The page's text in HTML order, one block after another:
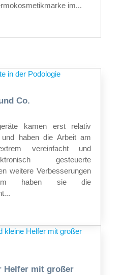
im...
Co.
kamen erst relativ
haben die Arbeit am
vereinfacht und
gesteuerte
weitere Verbesserungen
haben sie die
Helfer mit großer